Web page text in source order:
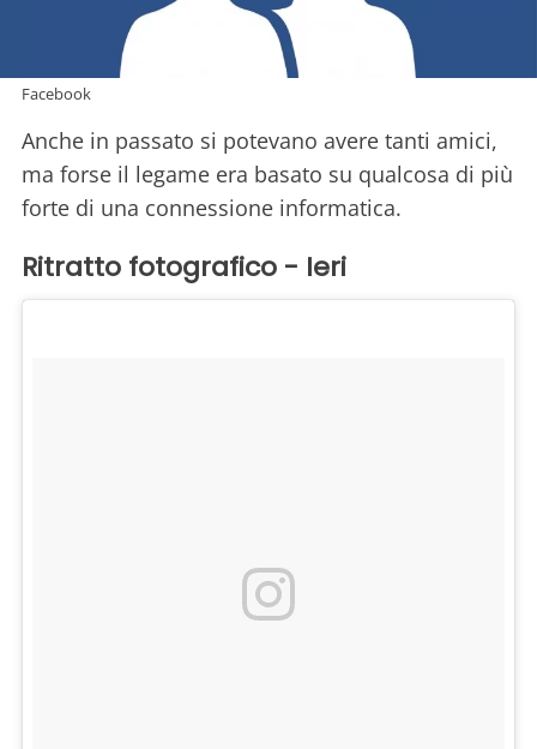
Facebook
Anche in passato si potevano avere tanti amici,
ma forse il legame era basato su qualcosa di più
forte di una connessione informatica.
Ritratto fotografico - Ieri